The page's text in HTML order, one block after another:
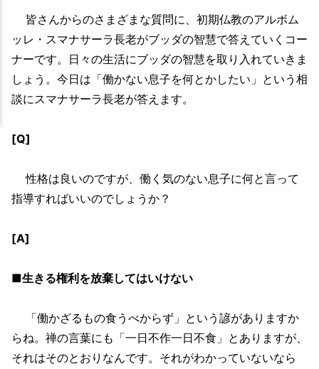
皆さんからのさまざまな質問に、初期仏教のアルボム
ッレ・スマナサーラ長老がブッダの智慧で答えていくコー
ナーです。日々の生活にブッダの智慧を取り入れていきま
しょう。今日は「働かない息子を何とかしたい」という相
談にスマナサーラ長老が答えます。
[Q]
性格は良いのですが、働く気のない息子に何と言って
指導すればいいのでしょうか？
[A]
■生きる権利を放棄してはいけない
「働かざるもの食うべからず」という諺がありますか
らね。禅の言葉にも「一日不作一日不食」とありますが、
それはそのとおりなんです。それがわかっていないなら